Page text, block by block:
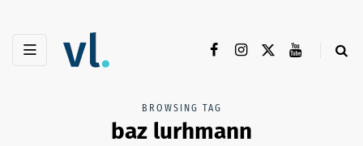
BROWSING TAG
baz lurhmann